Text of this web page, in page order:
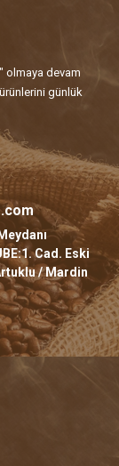
olmaya devam
günlük
Cad. Eski
/ Mardin